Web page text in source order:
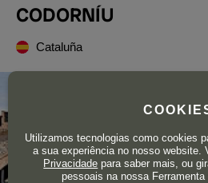
CODORNÍU
Cataluña
Utilizamos tecnologias como cookies
a sua experiência no nosso website.
Privacidade para saber mais, ou
pessoais na nossa Ferramenta